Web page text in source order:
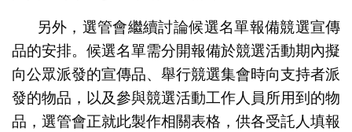
另外，選管會繼續討論候選名單報備競選宣傳
品的安排。候選名單需分開報備於競選活動期內擬
向公眾派發的宣傳品、舉行競選集會時向支持者派
發的物品，以及參與競選活動工作人員所用到的物
品，選管會正就此製作相關表格，供各受託人填報